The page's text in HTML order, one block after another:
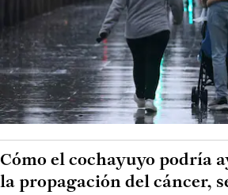
Cómo el cochayuyo podría
la propagación del cáncer,